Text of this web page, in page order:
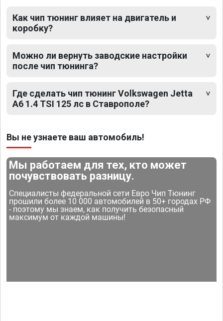
Как чип тюнинг влияет на двигатель и
коробку?
Можно ли вернуть заводские настройки
после чип тюнинга?
Где сделать чип тюнинг Volkswagen Jetta
A6 1.4 TSI 125 лс в Ставрополе?
Вы не узнаете ваш автомобиль!
Мы работаем для тех, кто может
почувствовать разницу.
Специалисты федеральной сети Евро Чип Тюнинг
прошили более 10 000 автомобилей в 50+ городах РФ
- поэтому мы знаем, как получить безопасный
максимум от каждой машины!